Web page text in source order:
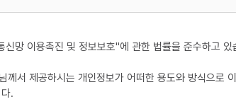
인정보를 제공하여 회원 등록을 한 자
스 이용을 위하여 이용자가 선정하고 회사가 승인하
호를 위해 이용자 자신이 설정한 영문자와 숫자, 특수
이후 그 이용계약을 종료시키는 의사표시
망 이용촉진 및 정보보호"에 관한 법률을 준수하고 있
께서 제공하시는 개인정보가 어떠한 용도와 방식으로
.